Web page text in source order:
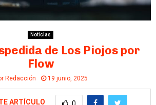
Noticias
de Los Piojos por
Flow
Redacción 19 junio, 2025
ARTÍCULO 0